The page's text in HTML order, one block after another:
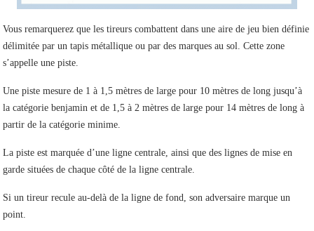
Vous remarquerez que les tireurs combattent dans une aire de jeu bien définie
délimitée par un tapis métallique ou par des marques au sol. Cette zone
s’appelle une piste.
Une piste mesure de 1 à 1,5 mètres de large pour 10 mètres de long jusqu’à
la catégorie benjamin et de 1,5 à 2 mètres de large pour 14 mètres de long à
partir de la catégorie minime.
La piste est marquée d’une ligne centrale, ainsi que des lignes de mise en
garde situées de chaque côté de la ligne centrale.
Si un tireur recule au-delà de la ligne de fond, son adversaire marque un
point.